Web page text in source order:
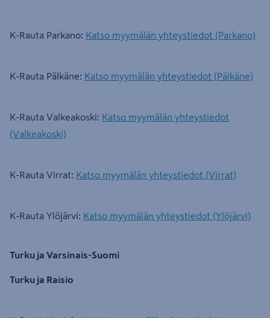
K-Rauta Parkano: Katso myymälän yhteystiedot (Parkano)
K-Rauta Pälkäne: Katso myymälän yhteystiedot (Pälkäne)
K-Rauta Valkeakoski: Katso myymälän yhteystiedot
(Valkeakoski)
K-Rauta Virrat: Katso myymälän yhteystiedot (Virrat)
K-Rauta Ylöjärvi: Katso myymälän yhteystiedot (Ylöjärvi)
Turku ja Varsinais-Suomi
Turku ja Raisio